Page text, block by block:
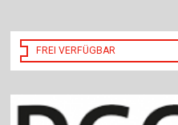
FREI VERFÜGBAR